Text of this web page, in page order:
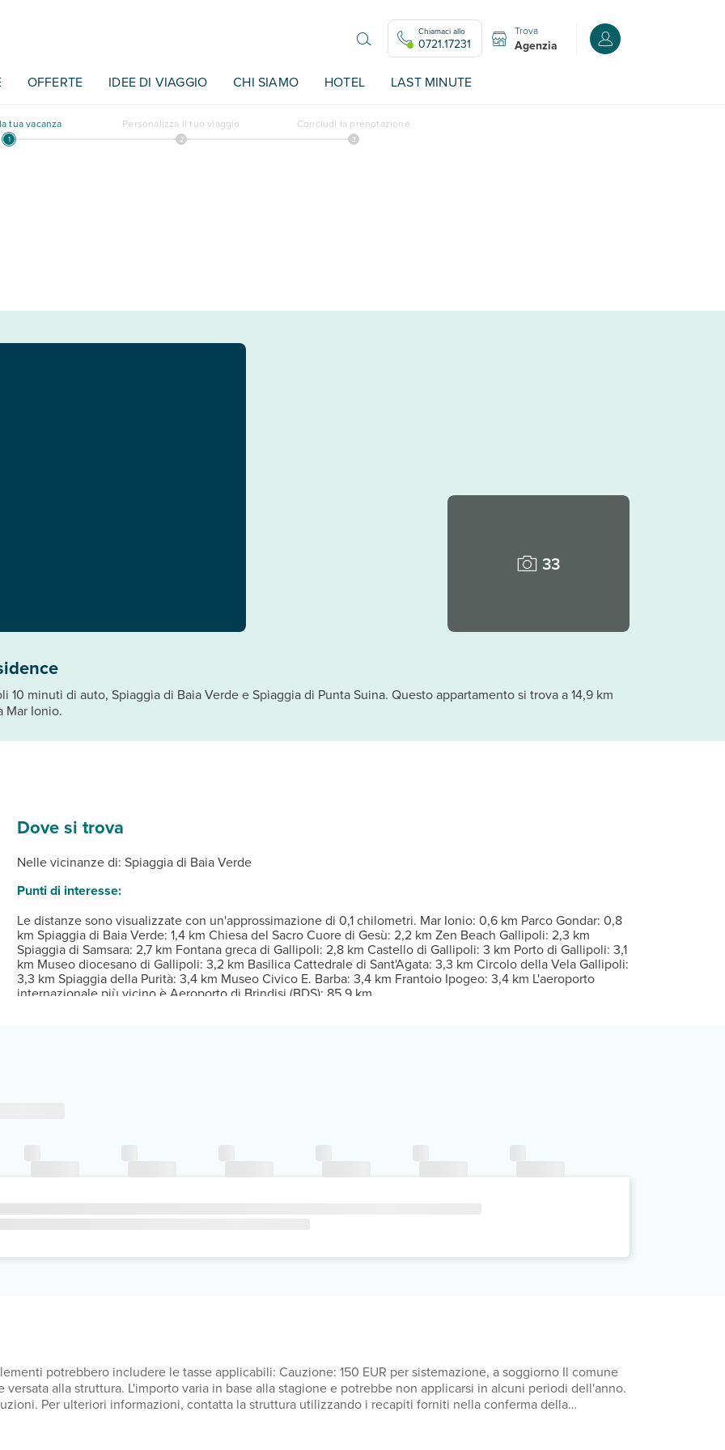
Chiamaci allo
0721.17231
Trova
Agenzia Accedi o registrati
OFFERTE IDEE DI VIAGGIO CHI SIAMO HOTEL LAST MINUTE
tua vacanza Personalizza il tuo viaggio Concludi la prenotazione
33
minuti di auto, Spiaggia di Baia Verde e Spiaggia di Punta Suina. Questo appartamento si trova a 14,9 km
Mar Ionio.
Dove si trova
Nelle vicinanze di: Spiaggia di Baia Verde
Punti di interesse:
Le distanze sono visualizzate con un'approssimazione di 0,1 chilometri. Mar Ionio: 0,6 km Parco Gondar: 0,8
km Spiaggia di Baia Verde: 1,4 km Chiesa del Sacro Cuore di Gesù: 2,2 km Zen Beach Gallipoli: 2,3 km
Spiaggia di Samsara: 2,7 km Fontana greca di Gallipoli: 2,8 km Castello di Gallipoli: 3 km Porto di Gallipoli: 3,1
km Museo diocesano di Gallipoli: 3,2 km Basilica Cattedrale di Sant'Agata: 3,3 km Circolo della Vela Gallipoli:
3,3 km Spiaggia della Purità: 3,4 km Museo Civico E. Barba: 3,4 km Frantoio Ipogeo: 3,4 km L'aeroporto
internazionale più vicino è Aeroporto di Brindisi (BDS): 85,9 km
21 camere della struttura, dotate di aria condizionata e angolo cottura con frigorifero con congelatore e forno. Le
Dalle ore 17:00 Alle ore 20:00 Istruzioni per il check-in: Per eventuali ospiti aggiuntivi possono essere previsti
2 piani in 2 edifici e tra i servizi offre un parcheggio gratuito nelle vicinanze.
(a pagamento) è disponibile in loco.
potrebbero includere le tasse applicabili: Cauzione: 150 EUR per sistemazione, a soggiorno Il comune
alla struttura. L'importo varia in base alla stagione e potrebbe non applicarsi in alcuni periodi dell'anno.
Per ulteriori informazioni, contatta la struttura utilizzando i recapiti forniti nella conferma della